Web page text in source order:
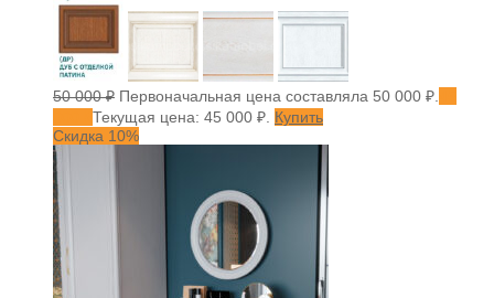
50 000₽ Первоначальная цена составляла 50 000 ₽.
Текущая цена: 45 000 ₽. Купить
Скидка 10%